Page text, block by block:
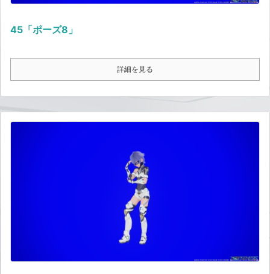
45「ポーズ8」
詳細を見る